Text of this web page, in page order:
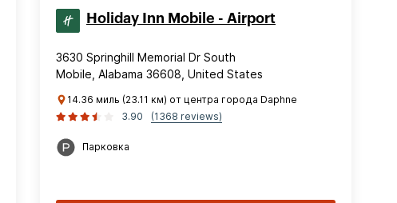
Holiday Inn Mobile - Airport
3630 Springhill Memorial Dr South
Mobile, Alabama 36608, United States
14.36 миль (23.11 км) от центра города Daphne
3.90
(1368 reviews)
Парковка